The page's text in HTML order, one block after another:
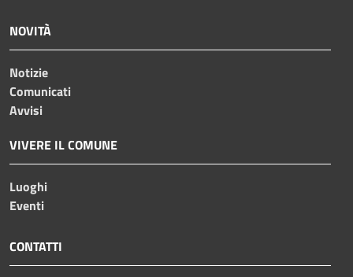
NOVITÀ
Notizie
Comunicati
Avvisi
VIVERE IL COMUNE
Luoghi
Eventi
CONTATTI